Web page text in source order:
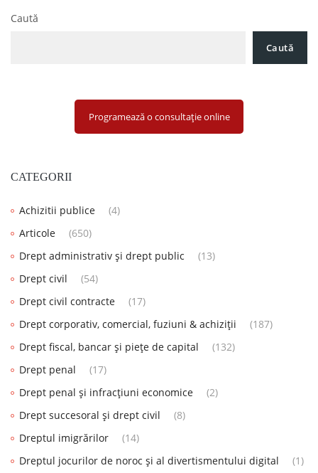
Caută
Caută
Programează o consultație online
CATEGORII
Achizitii publice
(4)
Articole
(650)
Drept administrativ și drept public
(13)
Drept civil
(54)
Drept civil contracte
(17)
Drept corporativ, comercial, fuziuni & achiziții
(187)
Drept fiscal, bancar și piețe de capital
(132)
Drept penal
(17)
Drept penal și infracțiuni economice
(2)
Drept succesoral și drept civil
(8)
Dreptul imigrărilor
(14)
Dreptul jocurilor de noroc și al divertismentului digital
(1)